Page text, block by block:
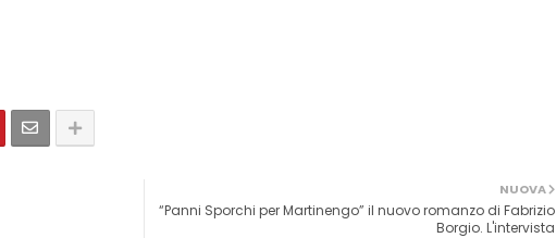
NUOVA
“Panni Sporchi per Martinengo” il nuovo romanzo di Fabrizio
Borgio. L'intervista